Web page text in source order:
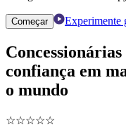
Começar Experimente
confiança em
o mundo
☆☆☆☆☆